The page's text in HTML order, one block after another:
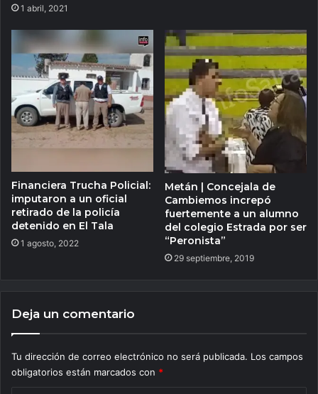
1 abril, 2021
Financiera Trucha Policial:
imputaron a un oficial
retirado de la policía
detenido en El Tala
1 agosto, 2022
Metán | Concejala de
Cambiemos increpó
fuertemente a un alumno
del colegio Estrada por ser
“Peronista”
29 septiembre, 2019
Deja un comentario
Tu dirección de correo electrónico no será publicada. Los campos
obligatorios están marcados con *